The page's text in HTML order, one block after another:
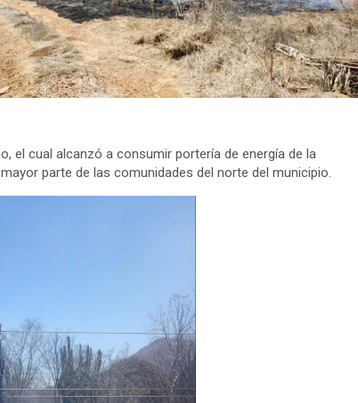
el cual alcanzó a consumir portería de energía de la
parte de las comunidades del norte del municipio.